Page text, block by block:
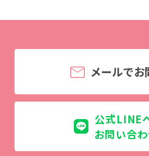
資格・就職
内定者VOICE
メールで
公式LINE
お問い合